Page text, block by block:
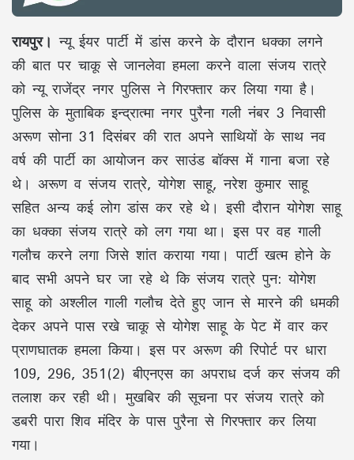
रायपुर। न्यू ईयर पार्टी में डांस करने के दौरान धक्का लगने
की बात पर चाकू से जानलेवा हमला करने वाला संजय रात्रे
को न्यू राजेंद्र नगर पुलिस ने गिरफ्तार कर लिया गया है।
पुलिस के मुताबिक इन्द्रात्मा नगर पुरैना गली नंबर 3 निवासी
अरूण सोना 31 दिसंबर की रात अपने साथियों के साथ नव
वर्ष की पार्टी का आयोजन कर साउंड बॉक्स में गाना बजा रहे
थे। अरूण व संजय रात्रे, योगेश साहू, नरेश कुमार साहू
सहित अन्य कई लोग डांस कर रहे थे। इसी दौरान योगेश साहू
का धक्का संजय रात्रे को लग गया था। इस पर वह गाली
गलौच करने लगा जिसे शांत कराया गया। पार्टी खत्म होने के
बाद सभी अपने घर जा रहे थे कि संजय रात्रे पुन: योगेश
साहू को अश्लील गाली गलौच देते हुए जान से मारने की धमकी
देकर अपने पास रखे चाकू से योगेश साहू के पेट में वार कर
प्राणघातक हमला किया। इस पर अरूण की रिपोर्ट पर धारा
109, 296, 351(2) बीएनएस का अपराध दर्ज कर संजय की
तलाश कर रही थी। मुखबिर की सूचना पर संजय रात्रे को
डबरी पारा शिव मंदिर के पास पुरैना से गिरफ्तार कर लिया
गया।